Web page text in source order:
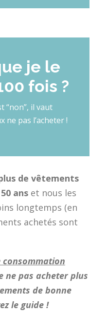
je le
fois ?
“non”, il vaut
ne pas l’acheter!
de vêtements
anset nous les
longtemps (en
achetés sont
ne pas acheter plus
de bonne
le guide !